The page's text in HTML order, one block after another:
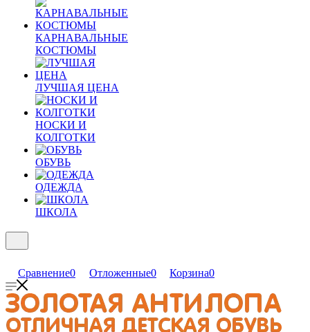
КАРНАВАЛЬНЫЕ
КОСТЮМЫ
ЛУЧШАЯ ЦЕНА
НОСКИ И
КОЛГОТКИ
ОБУВЬ
ОДЕЖДА
ШКОЛА
Сравнение0 Отложенные0 Корзина0